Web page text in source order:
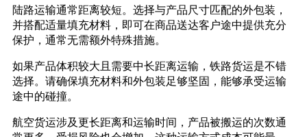
陆路运输通常距离较短。选择与产品尺寸匹配的外包装，
并搭配适量填充材料，即可在商品送达客户途中提供充分
保护，通常无需额外特殊措施。
如果产品体积较大且需要中长距离运输，铁路货运是不错
选择。请确保填充材料和外包装足够坚固，能够承受运输
途中的碰撞。
航空货运涉及更长距离和运输时间，产品被搬运的次数通